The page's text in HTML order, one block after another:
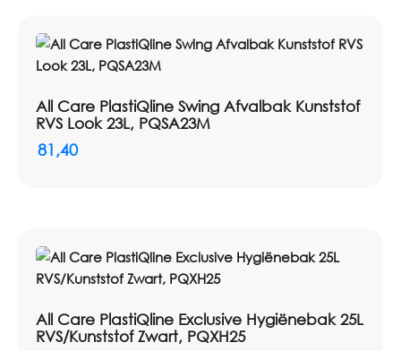
All Care PlastiQline Swing Afvalbak Kunststof
RVS Look 23L, PQSA23M
81,40
All Care PlastiQline Exclusive Hygiënebak 25L
RVS/Kunststof Zwart, PQXH25